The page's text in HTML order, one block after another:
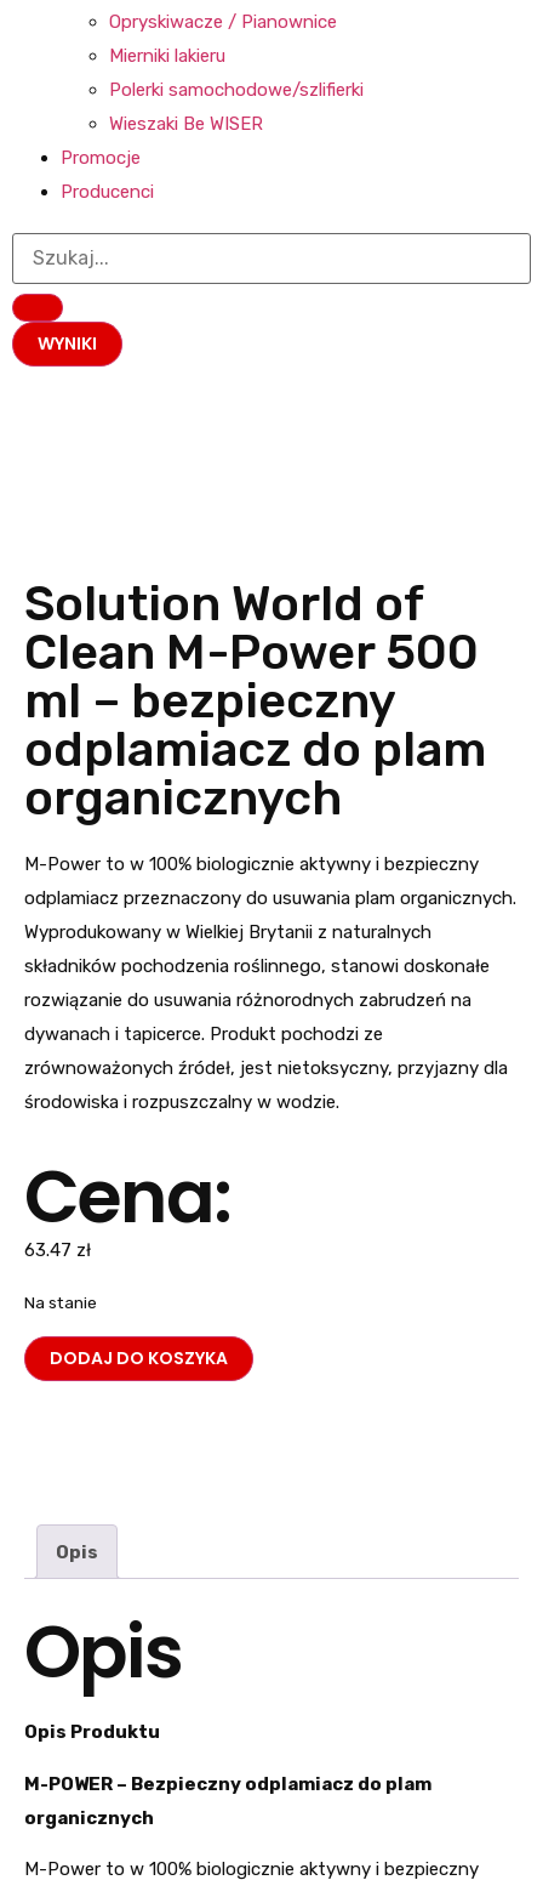
Opryskiwacze / Pianownice
Mierniki lakieru
Polerki samochodowe/szlifierki
Wieszaki Be WISER
Promocje
Producenci
WYNIKI
Solution World of
Clean M-Power 500
ml – bezpieczny
odplamiacz do plam
organicznych
M-Power to w 100% biologicznie aktywny i bezpieczny
odplamiacz przeznaczony do usuwania plam organicznych.
Wyprodukowany w Wielkiej Brytanii z naturalnych
składników pochodzenia roślinnego, stanowi doskonałe
rozwiązanie do usuwania różnorodnych zabrudzeń na
dywanach i tapicerce. Produkt pochodzi ze
zrównoważonych źródeł, jest nietoksyczny, przyjazny dla
środowiska i rozpuszczalny w wodzie.
Cena:
63.47 zł
Na stanie
DODAJ DO KOSZYKA
Opis
Opis
Opis Produktu
M-POWER – Bezpieczny odplamiacz do plam
organicznych
M-Power to w 100% biologicznie aktywny i bezpieczny